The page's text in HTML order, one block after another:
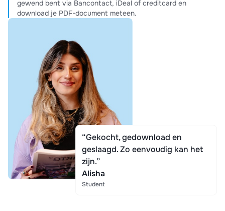
gewend bent via Bancontact, iDeal of creditcard en
download je PDF-document meteen.
“Gekocht, gedownload en
geslaagd. Zo eenvoudig kan het
zijn.”
Alisha
Student